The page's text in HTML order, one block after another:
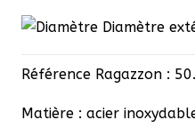
Diamètre
Référence Ragazzon :
Matière : acier